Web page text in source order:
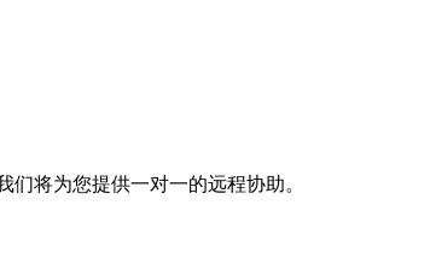
将为您提供一对一的远程协助。